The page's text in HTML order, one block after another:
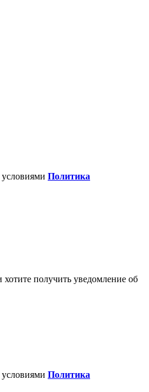
условиями Политика
получить уведомление об
условиями Политика